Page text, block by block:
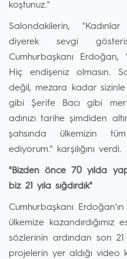
koştunuz."
Salondakilerin,
diyerek sevgi
Cumhurbaşkanı
Hiç endişeniz olmasın.
değil, mezara kadar sizinle
gibi Şerife Bacı gibi
adınızı tarihe şimdiden
şahsında ülkemizin
ediyorum." karşılığını verdi.
"Bizden önce 70 yılda
biz 21 yıla sığdırdık"
Cumhurbaşkanı
ülkemize
sözlerinin ardından son
projelerin yer aldığı video